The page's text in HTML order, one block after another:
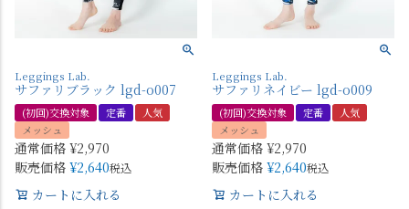
Leggings Lab.
サファリブラック lgd-o007
(初回)交換対象 定番
人気
メッシュ
通常価格 ¥2,970
販売価格 ¥2,640税込
カートに入れる
Leggings Lab.
サファリネイビー lgd-o009
(初回)交換対象 定番
人気
メッシュ
通常価格 ¥2,970
販売価格 ¥2,640税込
カートに入れる